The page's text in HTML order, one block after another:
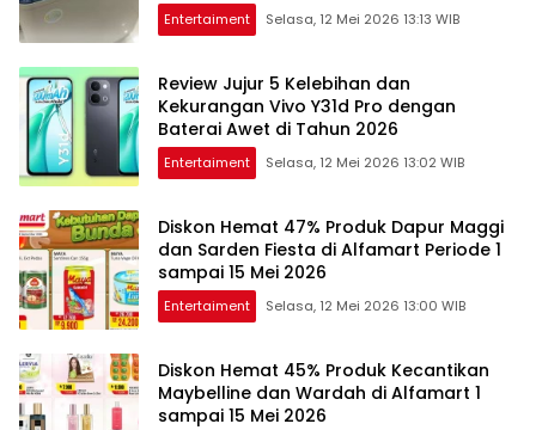
Entertaiment Selasa, 12 Mei 2026 13:13 WIB
Review Jujur 5 Kelebihan dan
Kekurangan Vivo Y31d Pro dengan
Baterai Awet di Tahun 2026
Entertaiment Selasa, 12 Mei 2026 13:02 WIB
Diskon Hemat 47% Produk Dapur Maggi
dan Sarden Fiesta di Alfamart Periode 1
sampai 15 Mei 2026
Entertaiment Selasa, 12 Mei 2026 13:00 WIB
Diskon Hemat 45% Produk Kecantikan
Maybelline dan Wardah di Alfamart 1
sampai 15 Mei 2026